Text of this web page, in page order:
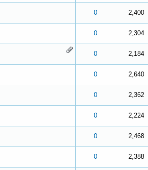
0 2,400
0 2,304
0 2,184
0 2,640
0 2,362
0 2,224
0 2,468
0 2,388